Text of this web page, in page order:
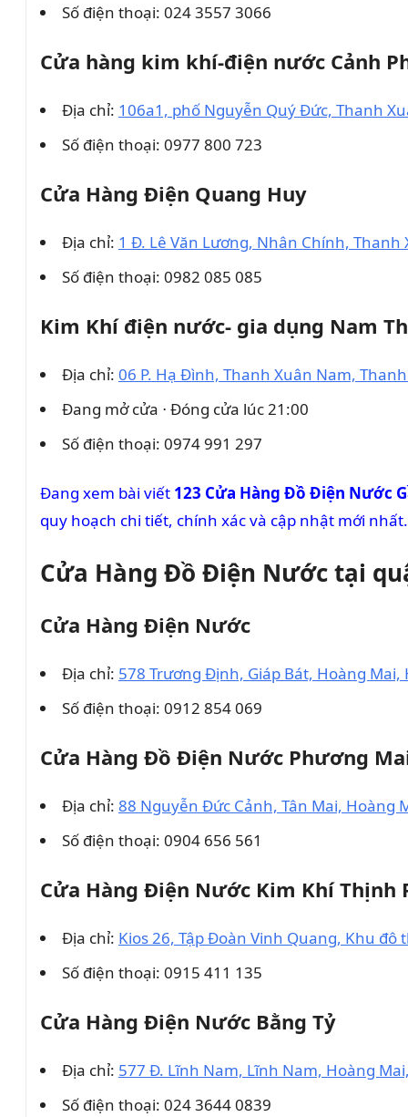
Số điện thoại: 024 3557 3066
Cửa hàng kim khí-điện nước Cảnh
Địa chỉ: 106a1, phố Nguyễn Quý Đức, Thanh
Số điện thoại: 0977 800 723
Cửa Hàng Điện Quang Huy
Địa chỉ: 1 Đ. Lê Văn Lương, Nhân Chính, Thanh
Số điện thoại: 0982 085 085
Kim Khí điện nước- gia dụng Nam
Địa chỉ: 06 P. Hạ Đình, Thanh Xuân Nam,
Đang mở cửa ⋅ Đóng cửa lúc 21:00
Số điện thoại: 0974 991 297
Đang xem bài viết 123 Cửa Hàng Đồ Điện Nước
quy hoạch chi tiết, chính xác và cập nhật mới nhất.
Cửa Hàng Đồ Điện Nước tại
Cửa Hàng Điện Nước
Địa chỉ: 578 Trương Định, Giáp Bát, Hoàng Mai,
Số điện thoại: 0912 854 069
Cửa Hàng Đồ Điện Nước Phương
Địa chỉ: 88 Nguyễn Đức Cảnh, Tân Mai, Hoàng
Số điện thoại: 0904 656 561
Cửa Hàng Điện Nước Kim Khí Thịnh
Địa chỉ: Kios 26, Tập Đoàn Vinh Quang, Khu
Số điện thoại: 0915 411 135
Cửa Hàng Điện Nước Bằng Tỷ
Địa chỉ: 577 Đ. Lĩnh Nam, Lĩnh Nam, Hoàng
Số điện thoại: 024 3644 0839